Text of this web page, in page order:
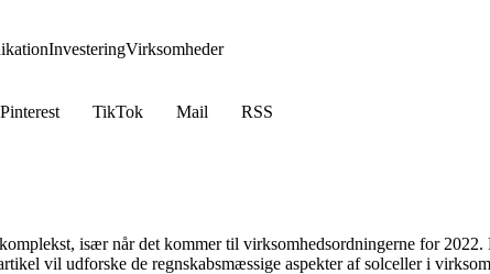
InvesteringVirksomheder
Pinterest TikTok Mail
RSS
især når det kommer til virksomhedsordningerne for
vil udforske de regnskabsmæssige aspekter af solceller i